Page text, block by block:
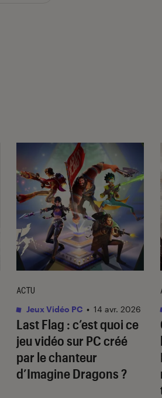
Last Flag : c’est quoi ce
jeu vidéo sur PC créé
par le chanteur
d’Imagine Dragons ?
ACTU
Jeux Vidéo PC • 14 avr. 2026